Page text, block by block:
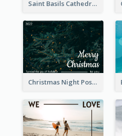
Saint Basils Cathedral Post Card
Christmas Night Post Card